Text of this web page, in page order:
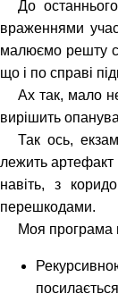
До
враженнями
малюємо решту
що і по справі
Ах так, мало
вирішить
Так ось,
лежить артефакт
навіть, з
перешкодами.
Моя програма